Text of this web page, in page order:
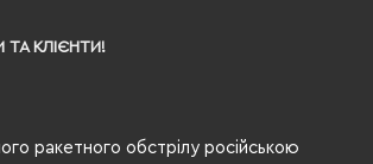
ТА КЛІЄНТИ!
ракетного обстрілу російською
202311pl-01
393.77 грн
Плед-
Mild